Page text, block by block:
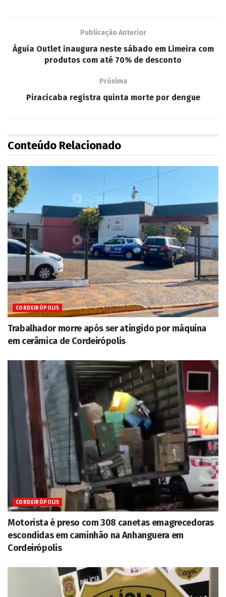
Publicação Anterior
Águia Outlet inaugura neste sábado em Limeira com
produtos com até 70% de desconto
Próxima
Piracicaba registra quinta morte por dengue
Conteúdo Relacionado
CORDEIRÓPOLIS
Trabalhador morre após ser atingido por máquina
em cerâmica de Cordeirópolis
CORDEIRÓPOLIS
Motorista é preso com 308 canetas emagrecedoras
escondidas em caminhão na Anhanguera em
Cordeirópolis